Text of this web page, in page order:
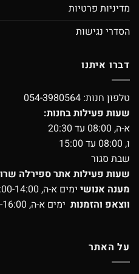
מדיניות פרטיות
הסדרי נגישות
דברו איתנו
טלפון חנות:054-3980564
שעות פעילות בחנות:
א-ה, 08:00 עד 20:30
ו, 08:00 עד 15:00
שבת סגור
שעות פעילות אתר ספירלה
מענה אנושיימים א-ה, 10:00-14:00 בטלפון:
ווצאפ והזמנותימים א-ה, 9:00-16:00
על האתר